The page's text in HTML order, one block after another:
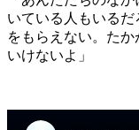
いている人もいる
をもらえない。た
いけないよ」